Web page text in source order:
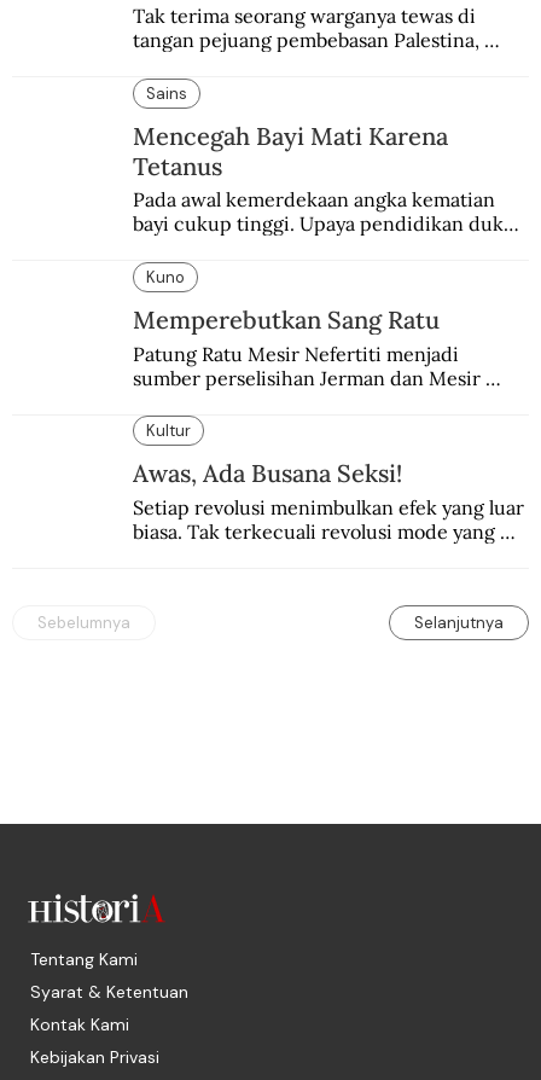
Tak terima seorang warganya tewas di
tangan pejuang pembebasan Palestina,
pembalasan.
Sains
Mencegah Bayi Mati Karena
Tetanus
Pada awal kemerdekaan angka kematian
bayi cukup tinggi. Upaya pendidikan dukun
Kuno
Memperebutkan Sang Ratu
Patung Ratu Mesir Nefertiti menjadi
sumber perselisihan Jerman dan Mesir
Kultur
Awas, Ada Busana Seksi!
Setiap revolusi menimbulkan efek yang luar
biasa. Tak terkecuali revolusi mode yang
Sebelumnya Selanjutnya
Tentang Kami
Syarat & Ketentuan
Kontak Kami
Kebijakan Privasi